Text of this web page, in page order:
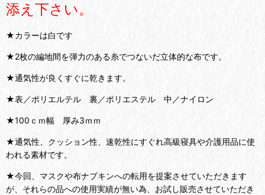
添え下さい。
★カラーは白です
★2枚の編地間を弾力のある糸でつないだ立体的な布です。
★通気性が良くすぐに乾きます。
★表／ポリエルテル 裏／ポリエステル 中／ナイロン
★100ｃｍ幅 厚み3ｍｍ
★通気性、クッション性、速乾性にすぐれ高級寝具や介護用品に使
われる素材です。
★今回、マスクや布ナプキンへの転用を提案させていただきます
が、それらの品への使用実績が無い為、お試し販売させていただき